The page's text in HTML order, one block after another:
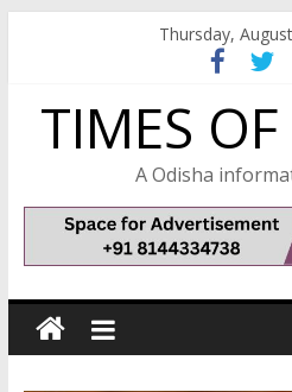
Thursday,
TIMES
A Odisha